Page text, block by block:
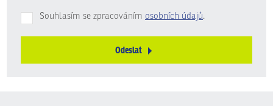
Souhlasím se zpracováním osobních údajů.
Odeslat